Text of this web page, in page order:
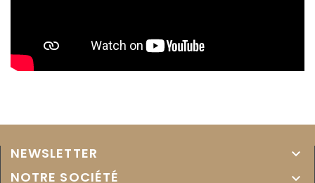
NEWSLETTER 
NOTRE SOCIÉTÉ 